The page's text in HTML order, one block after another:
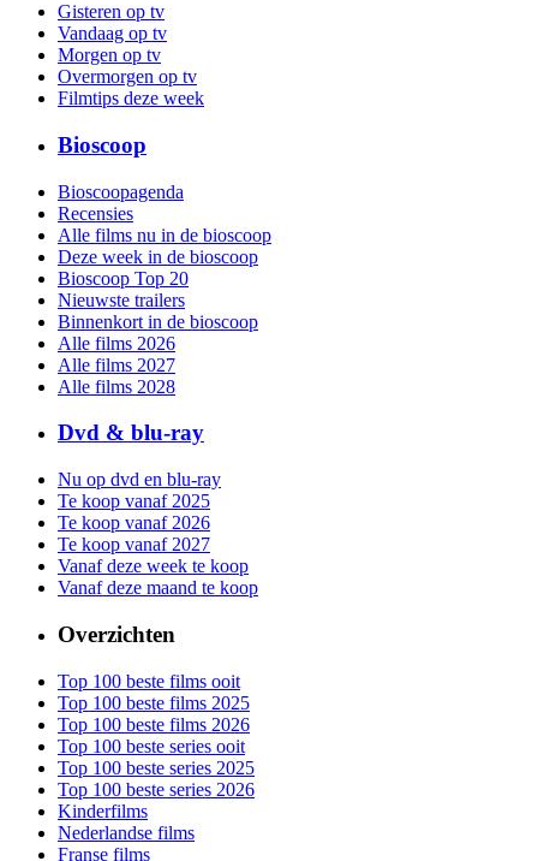
Gisteren op tv
Vandaag op tv
Morgen op tv
Overmorgen op tv
Filmtips deze week
Bioscoop
Bioscoopagenda
Recensies
Alle films nu in de bioscoop
Deze week in de bioscoop
Bioscoop Top 20
Nieuwste trailers
Binnenkort in de bioscoop
Alle films 2026
Alle films 2027
Alle films 2028
Dvd & blu-ray
Nu op dvd en blu-ray
Te koop vanaf 2025
Te koop vanaf 2026
Te koop vanaf 2027
Vanaf deze week te koop
Vanaf deze maand te koop
Overzichten
Top 100 beste films ooit
Top 100 beste films 2025
Top 100 beste films 2026
Top 100 beste series ooit
Top 100 beste series 2025
Top 100 beste series 2026
Kinderfilms
Nederlandse films
Franse films